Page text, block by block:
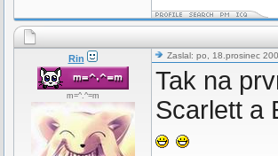
Rin
m=^.^=m
Zaslal: po, 18.prosinec
Tak na
Scarlett a